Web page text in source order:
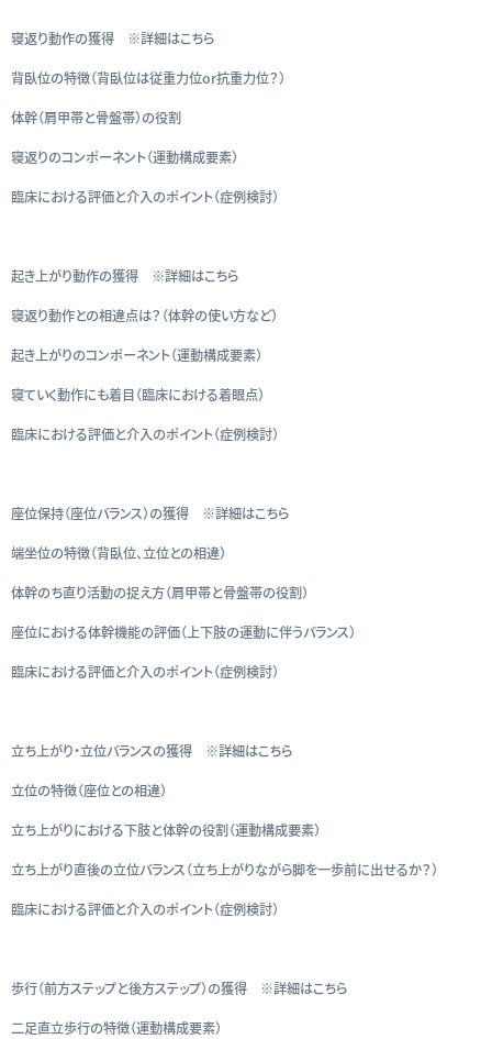
寝返り動作の獲得 ※詳細はこちら
背臥位の特徴（背臥位は従重力位or抗重力位？）
体幹（肩甲帯と骨盤帯）の役割
寝返りのコンポーネント（運動構成要素）
臨床における評価と介入のポイント（症例検討）
起き上がり動作の獲得 ※詳細はこちら
寝返り動作との相違点は？（体幹の使い方など）
起き上がりのコンポーネント（運動構成要素）
寝ていく動作にも着目（臨床における着眼点）
臨床における評価と介入のポイント（症例検討）
座位保持（座位バランス）の獲得 ※詳細はこちら
端坐位の特徴（背臥位、立位との相違）
体幹のち直り活動の捉え方（肩甲帯と骨盤帯の役割）
座位における体幹機能の評価（上下肢の運動に伴うバランス）
臨床における評価と介入のポイント（症例検討）
立ち上がり・立位バランスの獲得 ※詳細はこちら
立位の特徴（座位との相違）
立ち上がりにおける下肢と体幹の役割（運動構成要素）
立ち上がり直後の立位バランス（立ち上がりながら脚を一歩前に出せるか？）
臨床における評価と介入のポイント（症例検討）
歩行（前方ステップと後方ステップ）の獲得 ※詳細はこちら
二足直立歩行の特徴（運動構成要素）